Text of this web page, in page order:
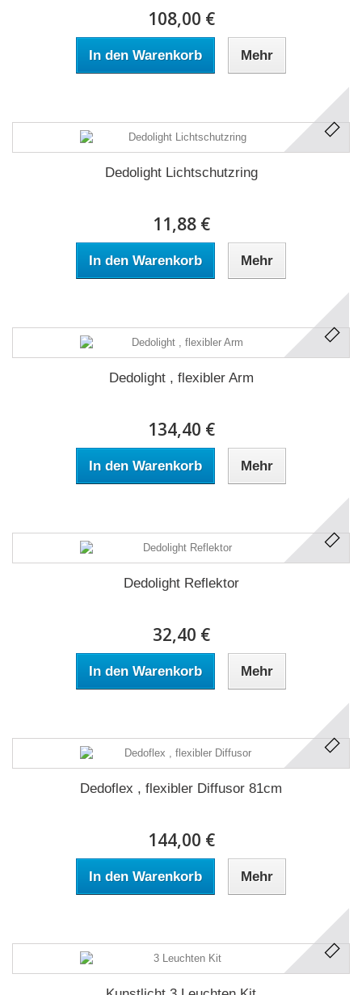
108,00 €
In den Warenkorb Mehr
Dedolight Lichtschutzring
11,88 €
In den Warenkorb Mehr
Dedolight , flexibler Arm
134,40 €
In den Warenkorb Mehr
Dedolight Reflektor
32,40 €
In den Warenkorb Mehr
Dedoflex , flexibler Diffusor 81cm
144,00 €
In den Warenkorb Mehr